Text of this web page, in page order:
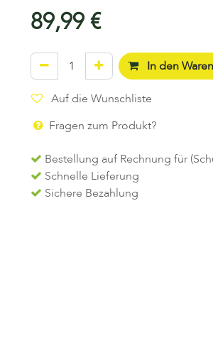
89,99€
In den
Auf die Wunschliste
Fragen zum Produkt?
Bestellung auf Rechnung für
Schnelle Lieferung
Sichere Bezahlung